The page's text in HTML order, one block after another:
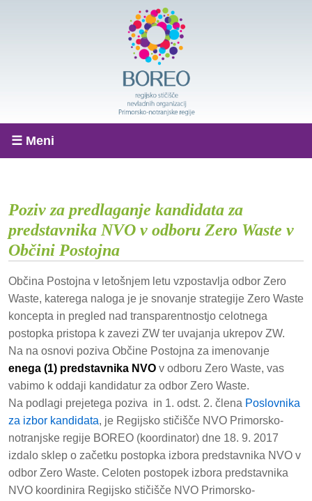
☰ Meni
Poziv za predlaganje kandidata za
predstavnika NVO v odboru Zero Waste v
Občini Postojna
Občina Postojna v letošnjem letu vzpostavlja odbor Zero
Waste, katerega naloga je je snovanje strategije Zero Waste
koncepta in pregled nad transparentnostjo celotnega
postopka pristopa k zavezi ZW ter uvajanja ukrepov ZW.
Na na osnovi poziva Občine Postojna za imenovanje
enega (1) predstavnika NVO v odboru Zero Waste, vas
vabimo k oddaji kandidatur za odbor Zero Waste.
Na podlagi prejetega poziva in 1. odst. 2. člena Poslovnika
za izbor kandidata, je Regijsko stičišče NVO Primorsko-
notranjske regije BOREO (koordinator) dne 18. 9. 2017
izdalo sklep o začetku postopka izbora predstavnika NVO v
odbor Zero Waste. Celoten postopek izbora predstavnika
NVO koordinira Regijsko stičišče NVO Primorsko-